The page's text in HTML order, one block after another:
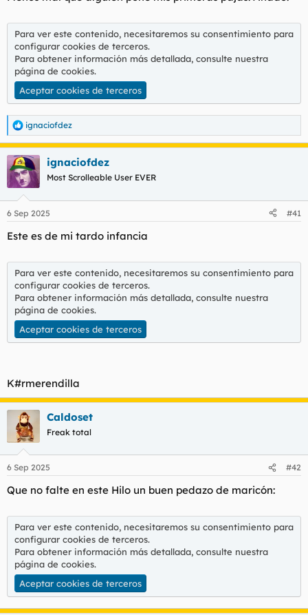
Para ver este contenido, necesitaremos su consentimiento para
configurar cookies de terceros.
Para obtener información más detallada, consulte nuestra
página de cookies.
Aceptar cookies de terceros
R
e
a
c
c
i
e
:
ignaciofdez
ignaciofdez
Most Scrolleable User EVER
6 Sep 2025 #41
Este es de mi tardo infancia
Para ver este contenido, necesitaremos su consentimiento para
configurar cookies de terceros.
Para obtener información más detallada, consulte nuestra
página de cookies.
Aceptar cookies de terceros
K#rmerendilla
Caldoset
Freak total
6 Sep 2025 #42
Que no falte en este Hilo un buen pedazo de maricón:
Para ver este contenido, necesitaremos su consentimiento para
configurar cookies de terceros.
Para obtener información más detallada, consulte nuestra
página de cookies.
Aceptar cookies de terceros